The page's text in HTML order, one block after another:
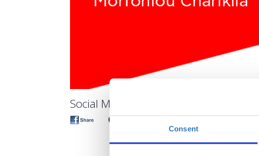
Consent
Social Media: Getting Started with